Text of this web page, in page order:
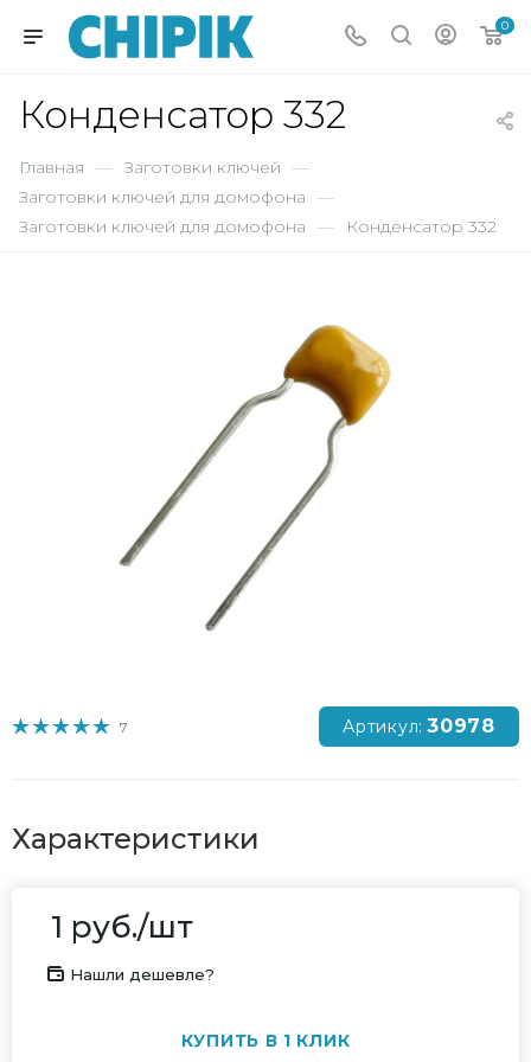
0
Конденсатор 332
Главная — Заготовки ключей —
Заготовки ключей для домофона —
Заготовки ключей для домофона — Конденсатор 332
7 Артикул: 30978
Характеристики
1 руб./шт
Нашли дешевле?
КУПИТЬ В 1 КЛИК